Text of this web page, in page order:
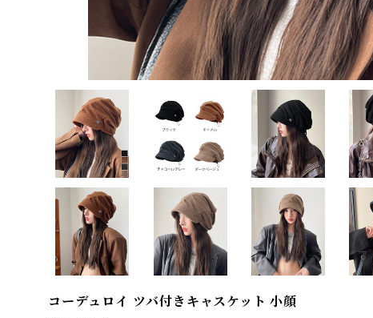
コーデュロイ ツバ付きキャスケット 小顔